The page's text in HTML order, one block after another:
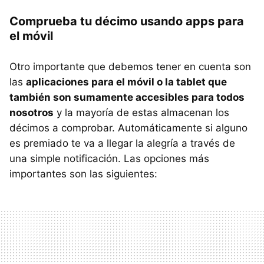
Comprueba tu décimo usando apps para
el móvil
Otro importante que debemos tener en cuenta son
las aplicaciones para el móvil o la tablet que
también son sumamente accesibles para todos
nosotros y la mayoría de estas almacenan los
décimos a comprobar. Automáticamente si alguno
es premiado te va a llegar la alegría a través de
una simple notificación. Las opciones más
importantes son las siguientes: